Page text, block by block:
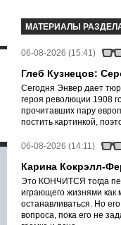
МАТЕРИАЛЫ
06-08-2026 (15:41)
Глеб Кузнецов:
Сегодня Энвер дает
героя революции 1908
прочитавших пару
постить картинкой,
06-08-2026 (14:11)
Карина Кокрэлл-
Это КОНЧИТСЯ тогда
играющего жизнями как
останавливаться. Но
вопроса, пока его не